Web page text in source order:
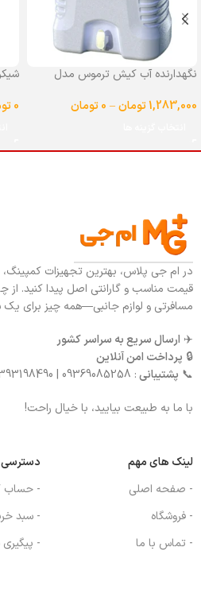
نگهدارنده آب کیش ترموس مدل
1,283,000تومان–
0تومان
0
در ام جی پلاس، بهترین تجهیزات کمپینگ،
قیمت مناسب و گارانتی اصل پیدا کنید. از
مسافرتی و لوازم جانبی—همه چیز برای
✈️ ارسال سریع به سراسر کشور
🔒 پرداخت امن آنلاین
📞 پشتیبانی: 09369085258 | 09393198490
با ما به طبیعت بیایید، با خیال راحت!
لینک های مهم
- صفحه اصلی
- فروشگاه
- تماس با ما
دسترسی
- حساب
- سبد
-